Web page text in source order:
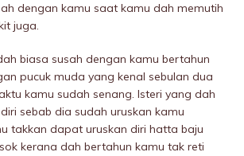
dengan kamu saat kamu dah memutih
juga.
biasa susah dengan kamu bertahun
pucuk muda yang kenal sebulan dua
kamu sudah senang. Isteri yang dah
sebab dia sudah uruskan kamu
takkan dapat uruskan diri hatta baju
kerana dah bertahun kamu tak reti